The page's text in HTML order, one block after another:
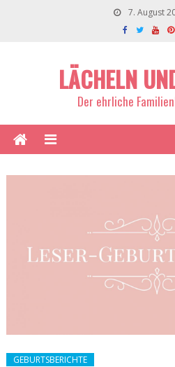
7. August
LÄCHELN
Der ehrliche
GEBURTSBERICHTE